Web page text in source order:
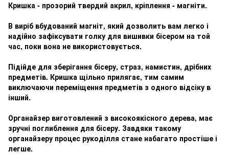
Кришка - прозорий твердий акрил, кріплення - магніти.
В виріб вбудований магніт, який дозволить вам легко і
надійно зафіксувати голку для вишивки бісером на той
час, поки вона не використовується.
Підійде для зберігання бісеру, страз, намистин, дрібних
предметів. Кришка щільно прилягає, тим самим
виключаючи переміщення предметів з одного відсіку в
інший.
Органайзер виготовлений з високоякісного дерева, має
зручні поглиблення для бісеру. Завдяки такому
органайзеру процес рукоділля стане набагато простіше і
легше.